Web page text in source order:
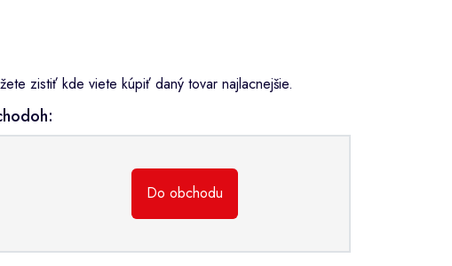
zistiť kde viete kúpiť daný tovar najlacnejšie.
Do obchodu